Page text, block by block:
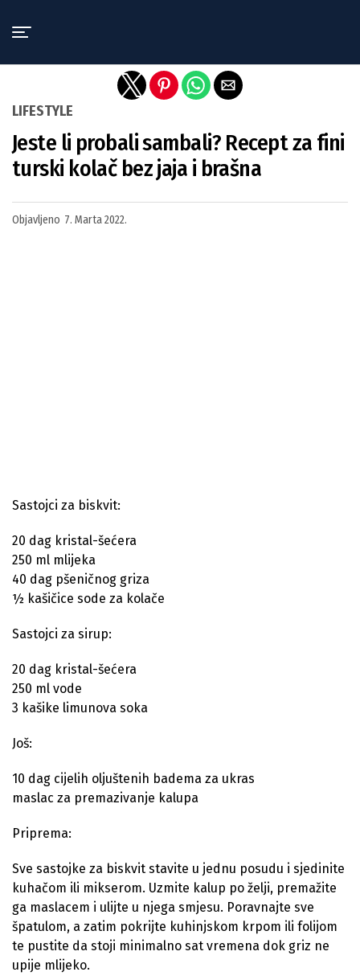
LIFESTYLE
Jeste li probali sambali? Recept za fini
turski kolač bez jaja i brašna
Objavljeno 7. Marta 2022.
Sastojci za biskvit:
20 dag kristal-šećera
250 ml mlijeka
40 dag pšeničnog griza
½ kašičice sode za kolače
Sastojci za sirup:
20 dag kristal-šećera
250 ml vode
3 kašike limunova soka
Još:
10 dag cijelih oljuštenih badema za ukras
maslac za premazivanje kalupa
Priprema:
Sve sastojke za biskvit stavite u jednu posudu i sjedinite
kuhačom ili mikserom. Uzmite kalup po želji, premažite
ga maslacem i ulijte u njega smjesu. Poravnajte sve
špatulom, a zatim pokrijte kuhinjskom krpom ili folijom
te pustite da stoji minimalno sat vremena dok griz ne
upije mlijeko.